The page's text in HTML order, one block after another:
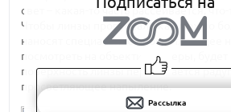
свет – какая-то часть рассеивается,
Чтобы линзы пропускали как можно
наносят специальное просветляющее
посмотреть на объектив камеры, будет
поверхность линзы переливается
просветляющее напыление.
Рассылка